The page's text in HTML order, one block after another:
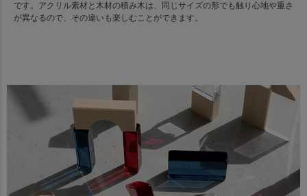
です。アクリル素材と木材の積み木は、同じサイズの形でも触り心地や重さ
が異なるので、その違いも楽しむことができます。